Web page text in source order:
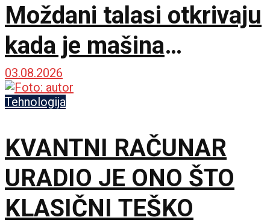
Moždani talasi otkrivaju
kada je mašina
pogrešila
03.08.2026
Tehnologija
KVANTNI RAČUNAR
URADIO JE ONO ŠTO
KLASIČNI TEŠKO